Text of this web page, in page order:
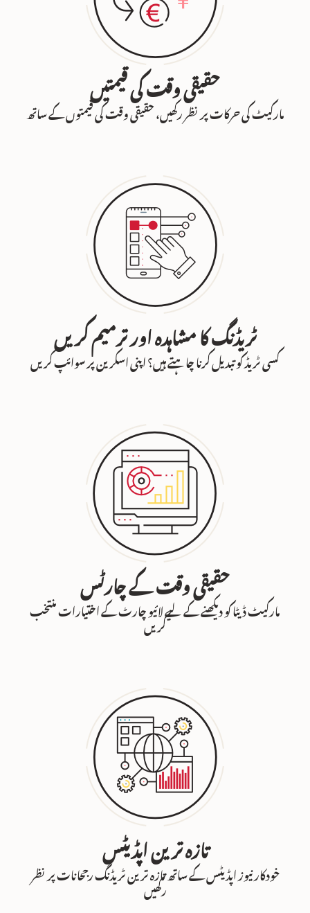
حقیقی وقت کی قیمتیں
مارکیٹ کی حرکات پر نظر رکھیں، حقیقی وقت کی قیمتوں کے ساتھ
ٹریڈنگ کا مشاہدہ اور ترمیم کریں
کسی ٹریڈ کو تبدیل کرنا چاہتے ہیں؟ اپنی اسکرین پر سوائپ کریں
حقیقی وقت کے چارٹس
مارکیٹ ڈیٹا کو دیکھنے کے لیے لائیو چارٹ کے اختیارات منتخب
کریں
تازہ ترین اپڈیٹس
خودکار نیوز اپڈیٹس کے ساتھ تازہ ترین ٹریڈنگ رجحانات پر نظر
رکھیں